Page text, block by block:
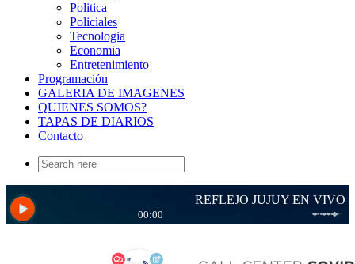
Politica
Policiales
Tecnologia
Economia
Entretenimiento
Programación
GALERIA DE IMAGENES
QUIENES SOMOS?
TAPAS DE DIARIOS
Contacto
Search
for: